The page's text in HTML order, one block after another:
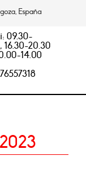
España
09.30-
16.30-20.30
14.00